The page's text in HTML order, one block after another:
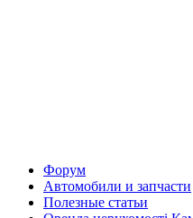
Форум
Автомобили и запчасти
Полезные статьи